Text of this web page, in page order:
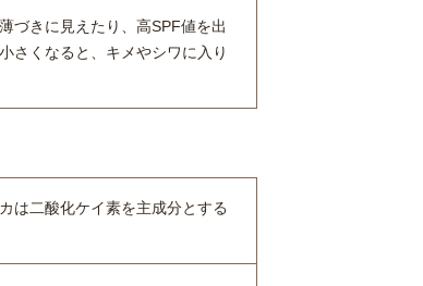
づきに見えたり、高SPF値を出
さくなると、キメやシワに入り
は二酸化ケイ素を主成分とする